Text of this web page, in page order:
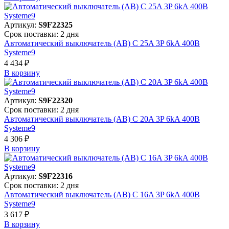
Артикул: S9F22325
Срок поставки: 2 дня
Автоматический выключатель (АВ) C 25A 3P 6kA 400В
Systeme9
4 434 ₽
В корзинy
Артикул: S9F22320
Срок поставки: 2 дня
Автоматический выключатель (АВ) C 20A 3P 6kA 400В
Systeme9
4 306 ₽
В корзинy
Артикул: S9F22316
Срок поставки: 2 дня
Автоматический выключатель (АВ) C 16A 3P 6kA 400В
Systeme9
3 617 ₽
В корзинy